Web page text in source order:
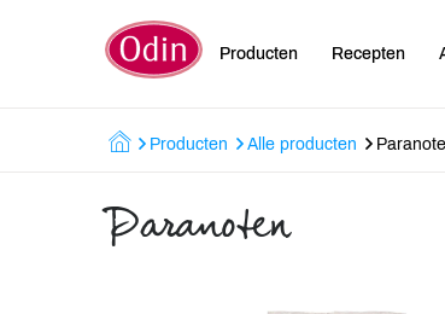
Producten Recepten
Producten Alle producten
Paranoten